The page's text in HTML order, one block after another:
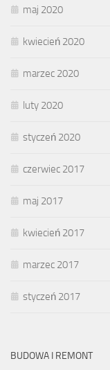
maj 2020
kwiecień 2020
marzec 2020
luty 2020
styczeń 2020
czerwiec 2017
maj 2017
kwiecień 2017
marzec 2017
styczeń 2017
BUDOWA I REMONT